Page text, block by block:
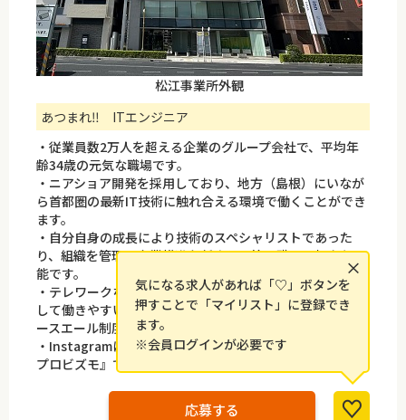
松江事業所外観
あつまれ‼ ITエンジニア
・従業員数2万人を超える企業のグループ会社で、平均年
齢34歳の元気な職場です。
・ニアショア開発を採用しており、地方（島根）にいなが
ら首都圏の最新IT技術に触れ合える環境で働くことができ
ます。
・自分自身の成長により技術のスペシャリストであった
り、組織を管理し事業推進を任される管理職への転身も可
能です。
・テレワークなど働き方も充実しており、2019年から連続
して働きやすい優良な企業として、厚生労働大臣認定「ユ
ースエール制度」に認定されています。
・Instagramにて会社の雰囲気や情報を随時発信中！『#
プロビズモ』でぜひご覧ください。
応募する
×
気になる求人があれば「♡」ボタンを
押すことで「マイリスト」に登録でき
ます。
※会員ログインが必要です